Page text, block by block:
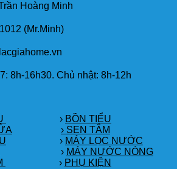
Hoàng Minh
(Mr.Minh)
8h-16h30. Chủ nhật: 8h-12h
› BỒN TIỂU
› SEN TẮM
› MÁY LỌC NƯỚC
› MÁY NƯỚC NÓNG
› PHỤ KIỆN